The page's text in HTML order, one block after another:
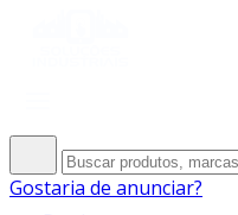
Gostaria de anunciar?